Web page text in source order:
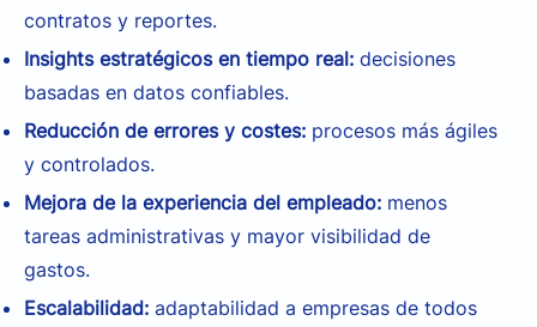
contratos y reportes.
Insights estratégicos en tiempo real: decisiones
basadas en datos confiables.
Reducción de errores y costes: procesos más ágiles
y controlados.
Mejora de la experiencia del empleado: menos
tareas administrativas y mayor visibilidad de
gastos.
Escalabilidad: adaptabilidad a empresas de todos